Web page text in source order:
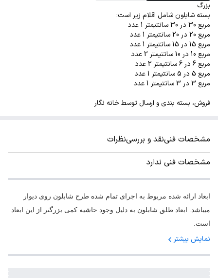
بزرگ
بسته شابلون شامل اقلام زیر است:
مربع 30 در 30 سانتیمتر 1 عدد
مربع 20 در 20 سانتیمتر 1 عدد
مربع 15 در 15 سانتیمتر 1 عدد
مربع 10 در 10 سانتیمتر 2 عدد
مربع 6 در 6 سانتیمتر 2 عدد
مربع 5 در 5 سانتیمتر 1 عدد
مربع 3 در 3 سانتیمتر 1 عدد
فروش، بسته بندی و ارسال توسط خانه نگار
مشخصات فنینقد و بررسینظرات
مشخصات فنی ندارد
ابعاد ارائه شده مربوط به اجرای تمام شده طرح شابلون روی دیوار
میباشد. ابعاد طلق شابلون به دلیل وجود حاشیه کمی بزرگتر از این ابعاد
است.
نمایش بیشتر